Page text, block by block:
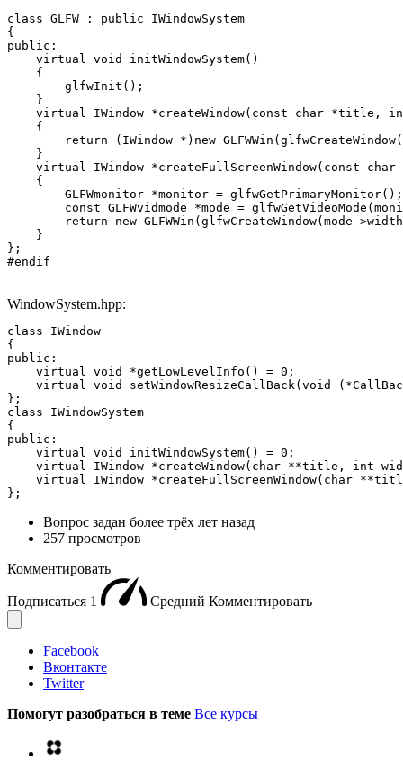
class GLFW : public IWindowSystem
{
public:
    virtual void initWindowSystem()
    {
        glfwInit();
    }
virtual IWindow *createWindow(const char *title,
    {
return (IWindow *)new
    }
virtual IWindow *createFullScreenWindow(const char
    {
        GLFWmonitor *monitor = glfwGetPrimaryMonitor();
const GLFWvidmode *mode =
return new GLFWWin(glfwCreateWindow(mode-
    }
};
#endif
WindowSystem.hpp:
class IWindow
{
public:
    virtual void *getLowLevelInfo() = 0;
virtual void setWindowResizeCallBack(void
};
class IWindowSystem
{
public:
    virtual void initWindowSystem() = 0;
virtual IWindow *createWindow(char **title, int
virtual IWindow *createFullScreenWindow(char
};
Вопрос задан более трёх лет назад
257 просмотров
Комментировать
Подписаться 1 Средний Комментировать
Facebook
Вконтакте
Twitter
Помогут разобраться в теме Все курсы